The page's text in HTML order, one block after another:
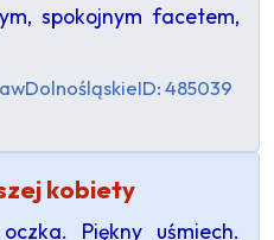
spokojnym facetem,
DolnośląskieID: 485039
kobiety
Piękny uśmiech.